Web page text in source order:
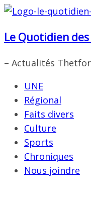
Passer
contenu
Le Quotidien des
– Actualités
UNE
Régional
Faits divers
Culture
Sports
Chroniques
Nous joindre